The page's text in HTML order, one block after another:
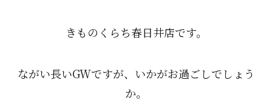
きものくらち春日井店です。
ながい長いGWですが、いかがお過ごしでしょう
か。